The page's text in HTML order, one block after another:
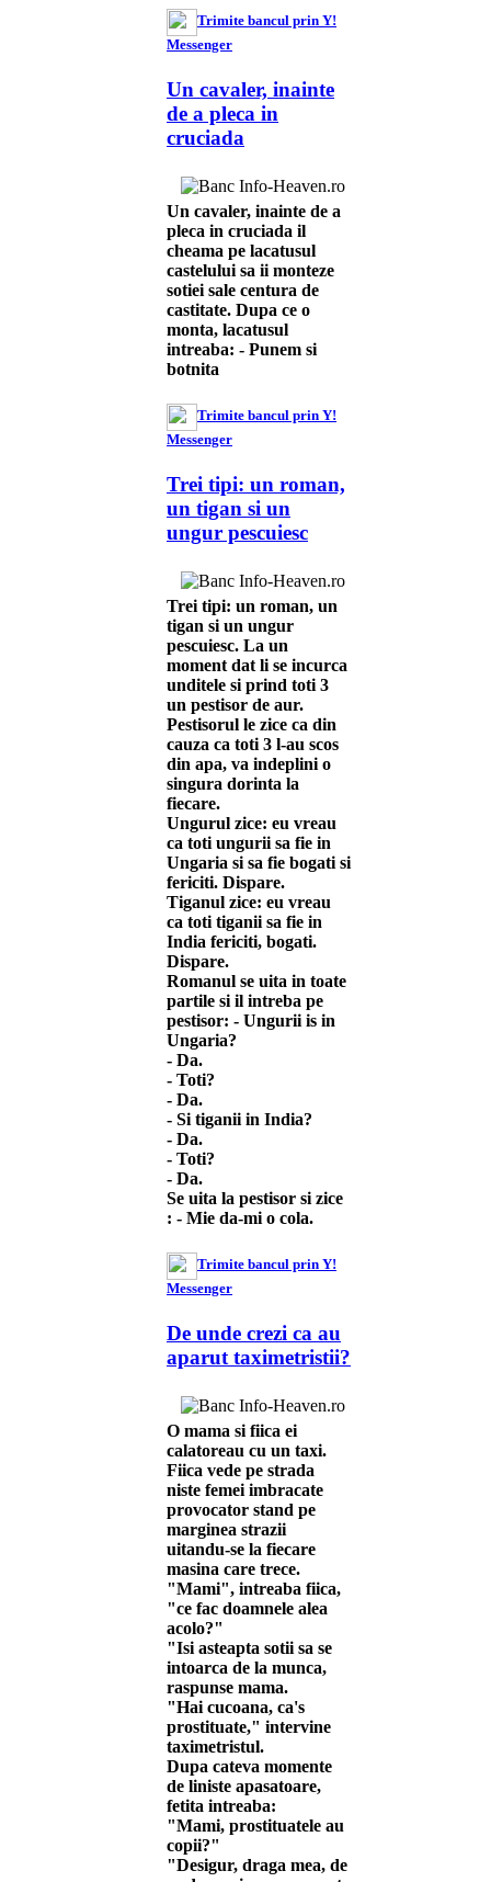
Trimite bancul prin Y!
Messenger
Un cavaler, inainte
de a pleca in
cruciada
Un cavaler, inainte de a
pleca in cruciada il
cheama pe lacatusul
castelului sa ii monteze
sotiei sale centura de
castitate. Dupa ce o
monta, lacatusul
intreaba: - Punem si
botnita
Trimite bancul prin Y!
Messenger
Trei tipi: un roman,
un tigan si un
ungur pescuiesc
Trei tipi: un roman, un
tigan si un ungur
pescuiesc. La un
moment dat li se incurca
unditele si prind toti 3
un pestisor de aur.
Pestisorul le zice ca din
cauza ca toti 3 l-au scos
din apa, va indeplini o
singura dorinta la
fiecare.
Ungurul zice: eu vreau
ca toti ungurii sa fie in
Ungaria si sa fie bogati si
fericiti. Dispare.
Tiganul zice: eu vreau
ca toti tiganii sa fie in
India fericiti, bogati.
Dispare.
Romanul se uita in toate
partile si il intreba pe
pestisor: - Ungurii is in
Ungaria?
- Da.
- Toti?
- Da.
- Si tiganii in India?
- Da.
- Toti?
- Da.
Se uita la pestisor si zice
: - Mie da-mi o cola.
Trimite bancul prin Y!
Messenger
De unde crezi ca au
aparut taximetristii?
O mama si fiica ei
calatoreau cu un taxi.
Fiica vede pe strada
niste femei imbracate
provocator stand pe
marginea strazii
uitandu-se la fiecare
masina care trece.
"Mami", intreaba fiica,
"ce fac doamnele alea
acolo?"
"Isi asteapta sotii sa se
intoarca de la munca,
raspunse mama.
"Hai cucoana, ca's
prostituate," intervine
taximetristul.
Dupa cateva momente
de liniste apasatoare,
fetita intreaba:
"Mami, prostituatele au
copii?"
"Desigur, draga mea, de